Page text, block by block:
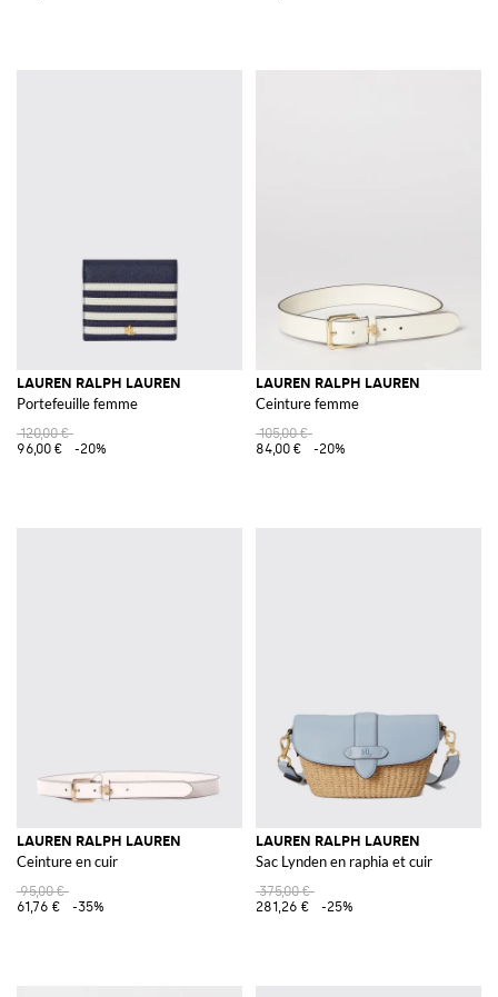
LAUREN RALPH LAUREN
Portefeuille femme
120,00 €
96,00 €
-20%
LAUREN RALPH LAUREN
Ceinture femme
105,00 €
84,00 €
-20%
LAUREN RALPH LAUREN
Ceinture en cuir
95,00 €
61,76 €
-35%
LAUREN RALPH LAUREN
Sac Lynden en raphia et cuir
375,00 €
281,26 €
-25%